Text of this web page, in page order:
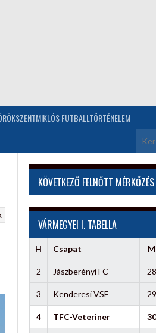
FUTBALLTÖRTÉNELEM
KÖVETKEZŐ FELNŐTT MÉRKŐZÉS
VÁRMEGYEI I. TABELLA
H Csapat M
2 Jászberényi FC 28
3 Kenderesi VSE 29
4 TFC-Veteriner 30